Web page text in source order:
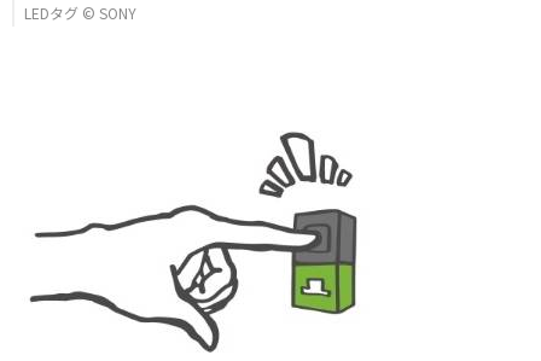
LEDタグ © SONY